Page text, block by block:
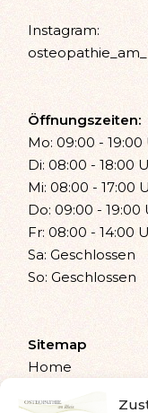
Instagram:
Öffnungszeiten:
Mo: 09:00 - 19:00
Di: 08:00 - 18:00
Mi: 08:00 - 17:00
Do: 09:00 - 19:00
Fr: 08:00 - 14:00
Sa: Geschlossen
So: Geschlossen
Sitemap
Home